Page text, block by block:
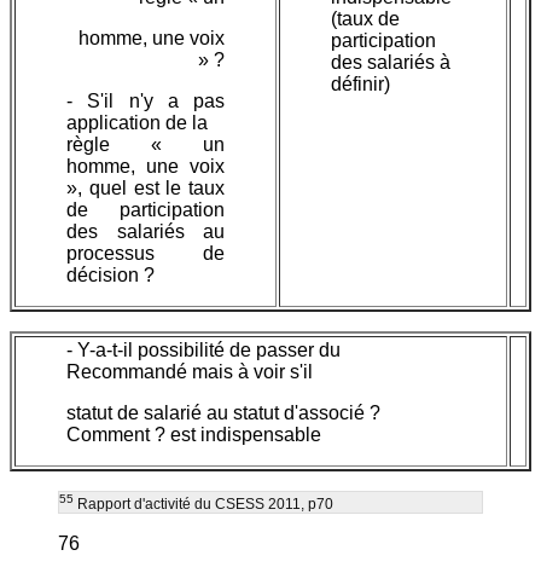
homme, une voix
» ?
- S'il n'y a pas
application de la
règle « un
homme, une voix
», quel est le taux
de participation
des salariés au
processus de
décision ?
(taux de
participation
des salariés à
définir)
- Y-a-t-il possibilité de passer du
Recommandé mais à voir s'il
statut de salarié au statut d'associé ?
Comment ? est indispensable
55 Rapport d'activité du CSESS 2011, p70
76